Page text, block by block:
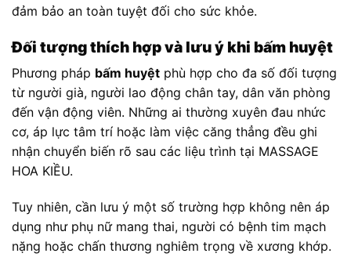
đảm bảo an toàn tuyệt đối cho sức khỏe.
Đối tượng thích hợp và lưu ý khi bấm huyệt
Phương pháp bấm huyệt phù hợp cho đa số đối tượng
từ người già, người lao động chân tay, dân văn phòng
đến vận động viên. Những ai thường xuyên đau nhức
cơ, áp lực tâm trí hoặc làm việc căng thẳng đều ghi
nhận chuyển biến rõ sau các liệu trình tại MASSAGE
HOA KIỀU.
Tuy nhiên, cần lưu ý một số trường hợp không nên áp
dụng như phụ nữ mang thai, người có bệnh tim mạch
nặng hoặc chấn thương nghiêm trọng về xương khớp.